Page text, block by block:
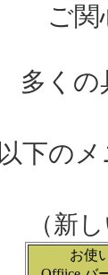
ご
多くの
以下の
（新
お使